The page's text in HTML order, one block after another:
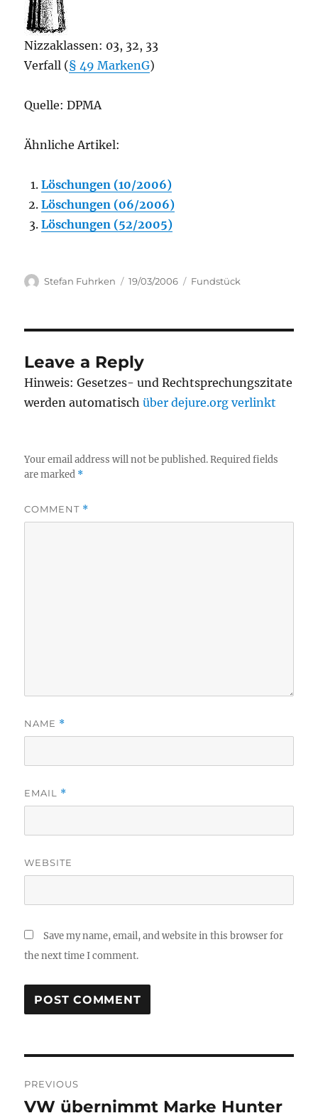
Nizzaklassen: 03, 32, 33
Verfall (§ 49 MarkenG)
Quelle: DPMA
Ähnliche Artikel:
Löschungen (10/2006)
Löschungen (06/2006)
Löschungen (52/2005)
Author
Stefan Fuhrken
Posted
19/03/2006 Categories
Fundstück
Leave a Reply
Hinweis: Gesetzes- und Rechtsprechungszitate
werden automatischüber dejure.org verlinkt
Your email address will not be published. Required fields
are marked *
COMMENT *
NAME *
EMAIL *
WEBSITE
Save my name, email, and website in this browser for
the next time I comment.
navigation
PREVIOUS
Previous
VW übernimmt Marke Hunter